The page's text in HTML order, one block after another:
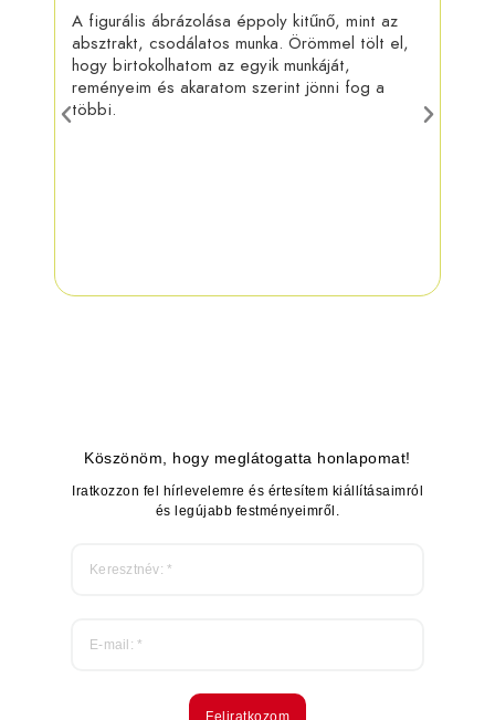
A figurális ábrázolása éppoly kitűnő, mint az
absztrakt, csodálatos munka. Örömmel tölt el,
hogy birtokolhatom az egyik munkáját,
reményeim és akaratom szerint jönni fog a
többi.
Köszönöm, hogy meglátogatta honlapomat!
Iratkozzon fel hírlevelemre és értesítem kiállításaimról
és legújabb festményeimről.
Feliratkozom